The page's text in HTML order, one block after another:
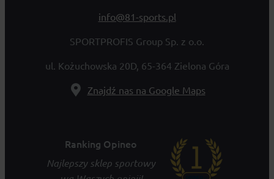
info@81-sports.pl
SPORTPROFIS Group Sp. z o.o.
ul. Kożuchowska 20D, 65-364 Zielona Góra
Znajdź nas na Google Maps
Ranking Opineo
Najlepszy sklep sportowy